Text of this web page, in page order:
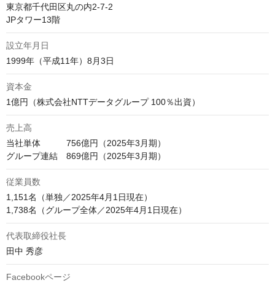
東京都千代田区丸の内2-7-2
JPタワー13階
設立年月日
1999年（平成11年）8月3日
資本金
1億円（株式会社NTTデータグループ 100％出資）
売上高
当社単体　　　756億円（2025年3月期）
グループ連結　869億円（2025年3月期）
従業員数
1,151名（単独／2025年4月1日現在）
1,738名（グループ全体／2025年4月1日現在）
代表取締役社長
田中 秀彦
Facebookページ